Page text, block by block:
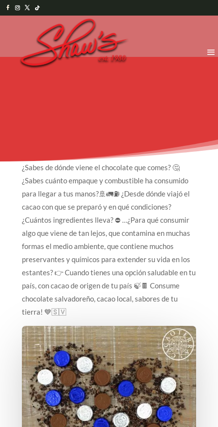
¿Sabes de dónde viene el chocolate que comes? 🤔
¿Sabes cuánto empaque y combustible ha consumido
para llegar a tus manos?🚢🚛⛽️ ¿Desde dónde viajó el
cacao con que se preparó y en qué condiciones?
¿Cuántos ingredientes lleva? ⛔️ …¿Para qué consumir
algo que viene de tan lejos, que contamina en muchas
formas el medio ambiente, que contiene muchos
preservantes y químicos para extender su vida en los
estantes? 👉 Cuando tienes una opción saludable en tu
país, con cacao de origen de tu país 🍃🍫 Consume
chocolate salvadoreño, cacao local, sabores de tu
tierra! 💙🇸🇻